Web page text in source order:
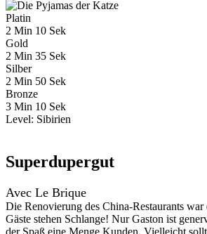
Platin
2 Min 10 Sek
Gold
2 Min 35 Sek
Silber
2 Min 50 Sek
Bronze
3 Min 10 Sek
Level: Sibirien
Superdupergut
Avec Le Brique
Die Renovierung des China-Restaurants
Gäste stehen Schlange! Nur Gaston ist